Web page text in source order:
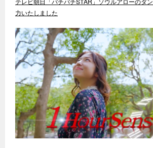
力いたしました